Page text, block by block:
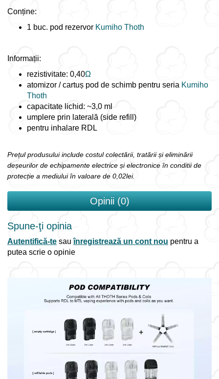
Conține:
1 buc. pod rezervor Kumiho Thoth
Informații:
rezistivitate: 0,40Ω
atomizor / cartuș pod de schimb pentru seria Kumiho
Thoth
capacitate lichid: ~3,0 ml
umplere prin laterală (side refill)
pentru inhalare RDL
Prețul produsului include costul colectării, tratării și eliminării
deșeurilor de echipamente electrice și electronice în conditii de
protecție a mediului în valoare de 0,02lei.
Opinii (0)
Spune-ţi opinia
Autentifică-te sauînregistrează un cont nou pentru a
putea scrie o opinie